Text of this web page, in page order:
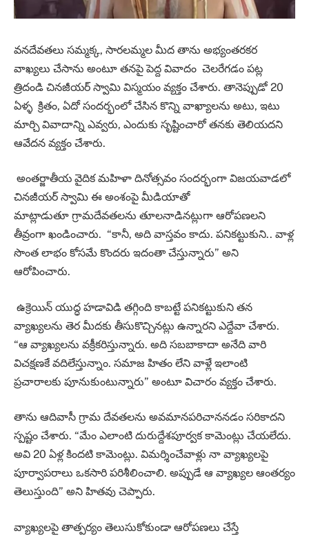
వనదేవతలు సమ్మక్క, సారలమ్మల మీద తాను అభ్యంతరకర
వాఖ్యలు చేసాను అంటూ తనపై పెద్ద వివాదం చెలరేగడం పట్ల
త్రిదండి చినజీయర్‌ స్వామి విస్మయం వ్యక్తం చేశారు. తానెప్పుడో 20
ఏళ్ళ క్రితం, ఏదో సందర్భంలో చేసిన కొన్ని వాఖ్యాలను అటు, ఇటు
మార్చి వివాదాన్ని ఎవ్వరు, ఎందుకు సృష్టించారో తనకు తెలియదని
ఆవేదన వ్యక్తం చేశారు.
అంతర్జాతీయ వైదిక మహిళా దినోత్సవం సందర్భంగా విజయవాడలో
చినజీయర్‌ స్వామి ఈ అంశంపై మీడియాతో
మాట్లాడుతూ గ్రామదేవతలను తూలనాడినట్లుగా ఆరోపణలని
తీవ్రంగా ఖండించారు. “కానీ, అది వాస్తవం కాదు. పనికట్టుకుని.. వాళ్ల
సొంత లాభం కోసమే కొందరు ఇదంతా చేస్తున్నారు” అని
ఆరోపించారు.
ఉక్రెయిన్‌ యుద్ధ హడావిడి తగ్గింది కాబట్టే పనికట్టుకుని తన
వ్యాఖ్యలను తెర మీదకు తీసుకొచ్చినట్లు ఉన్నారని ఎద్దేవా చేశారు.
“ఆ వ్యాఖ్యలను వక్రీకరిస్తున్నారు. అది సబబాకాదా అనేది వారి
విచక్షణకే వదిలేస్తున్నాం. సమాజ హితం లేని వాళ్లే ఇలాంటి
ప్రచారాలకు పూనుకుంటున్నారు” అంటూ విచారం వ్యక్తం చేశారు.
తాను ఆదివాసీ గ్రామ దేవతలను అవమానపరిచాననడం సరికాదని
స్పష్టం చేశారు. “మేం ఎలాంటి దురుద్దేశపూర్వక కామెంట్లు చేయలేదు.
అవి 20 ఏళ్ల కిందటి కామెంట్లు. విమర్శించేవాళ్లు నా వ్యాఖ్యలపై
పూర్వాపరాలు ఒకసారి పరిశీలించాలి. అప్పుడే ఆ వ్యాఖ్యల ఆంతర్యం
తెలుస్తుంది” అని హితవు చెప్పారు.
వ్యాఖ్యలపై తాత్పర్యం తెలుసుకోకుండా ఆరోపణలు చేస్తే